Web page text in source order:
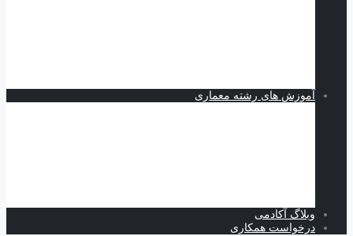
آموزش های رشته معماری
وبلاگ آکادمی
درخواست همکاری